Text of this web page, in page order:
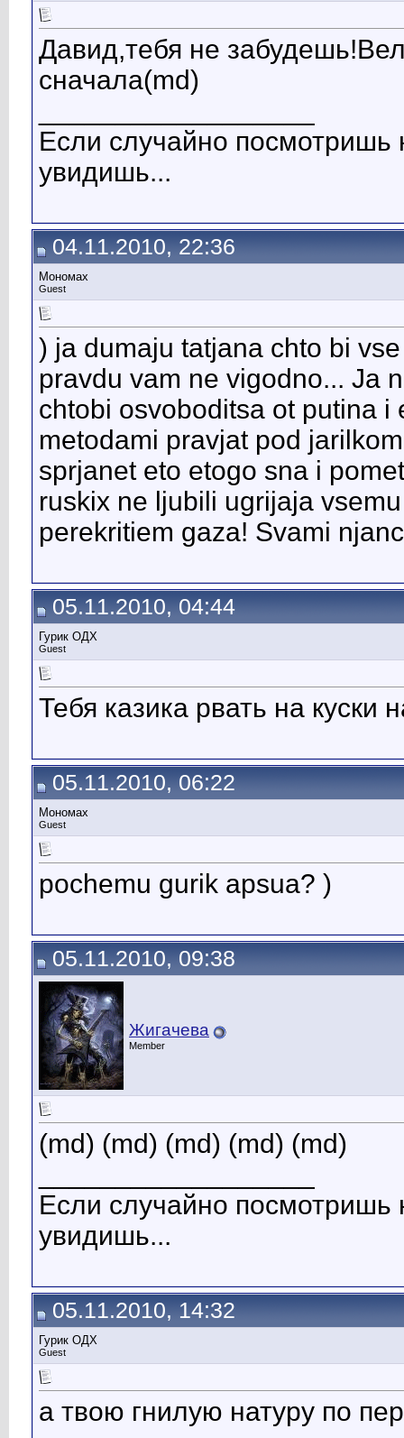
Давид,тебя не
сначала(md)
Если случайно посмотришь
увидишь...
04.11.2010, 22:36
Мономах
Guest
) ja dumaju tatjana chto bi
pravdu vam ne vigodno... Ja
chtobi osvoboditsa ot putina
metodami pravjat pod
sprjanet eto etogo sna i
ruskix ne ljubili ugrijaja
perekritiem gaza! Svami
05.11.2010, 04:44
Гурик ОДХ
Guest
Тебя казика рвать на куски
05.11.2010, 06:22
Мономах
Guest
pochemu gurik apsua? )
05.11.2010, 09:38
Жигачева
Member
(md) (md) (md) (md) (md)
Если случайно посмотришь
увидишь...
05.11.2010, 14:32
Гурик ОДХ
Guest
а твою гнилую натуру по